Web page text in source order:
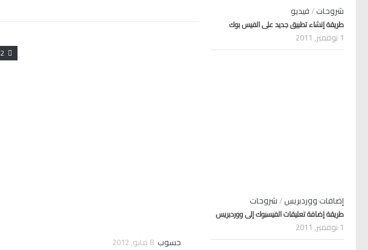
2
حسوب 8 مايو, 2012
شروحات/فيديو
طريقة إنشاء تطبيق جديد على الفيس بوك
1 نوفمبر, 2011
إضافات ووردبريس/شروحات
طريقة إضافة تعليقات الفيسبوك إلى ووردبريس
1 نوفمبر, 2011